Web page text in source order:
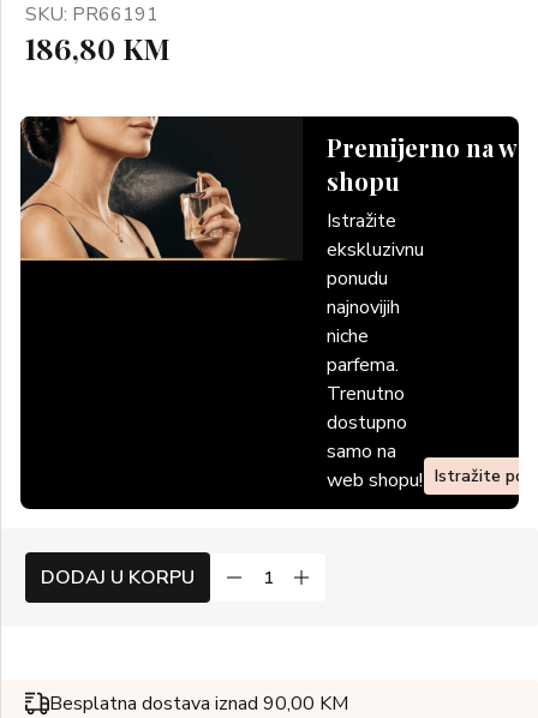
SKU: PR66191
186,80 KM
Premijerno na
shopu
Istražite
ekskluzivnu
ponudu
najnovijih
niche
parfema.
Trenutno
dostupno
samo na
web shopu! Istražite
DODAJ U KORPU
Besplatna dostava iznad 90,00 KM